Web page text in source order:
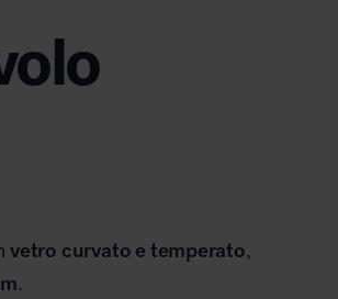
vetro curvato e temperato,
.